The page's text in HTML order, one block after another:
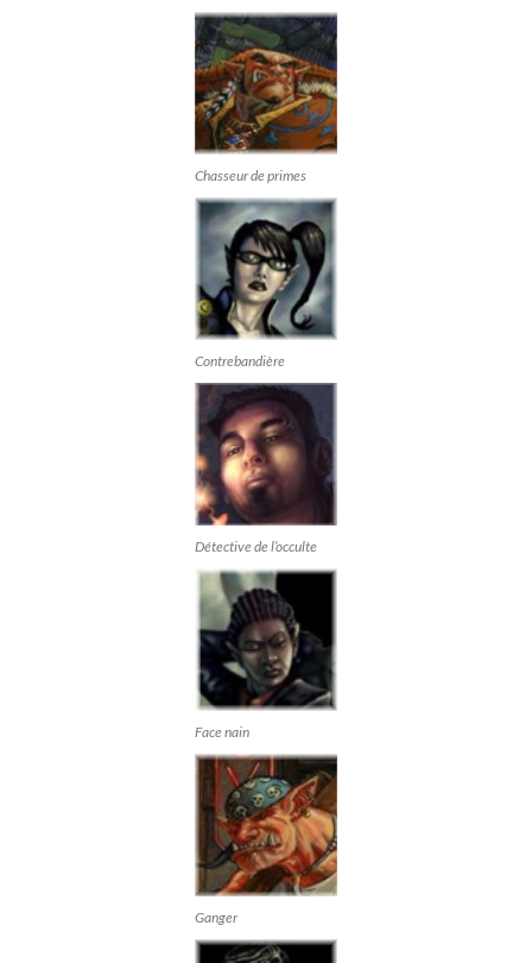
Chasseur de primes
Contrebandière
Détective de l’occulte
Face nain
Ganger